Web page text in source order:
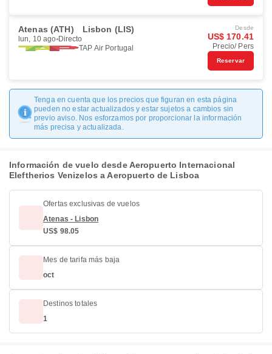
Atenas (ATH) Lisbon (LIS)
lun, 10 ago Directo
TAP Air Portugal
Desde
US$ 170.41
Precio/ Pers
Reservar
Tenga en cuenta que los precios que figuran en esta página
pueden no estar actualizados y estar sujetos a cambios sin
previo aviso. Nos esforzamos por proporcionar la información
más precisa y actualizada.
Información de vuelo desde Aeropuerto Internacional
Eleftherios Venizelos a Aeropuerto de Lisboa
Ofertas exclusivas de vuelos
Atenas - Lisbon
US$ 98.05
Mes de tarifa más baja
oct
Destinos totales
1